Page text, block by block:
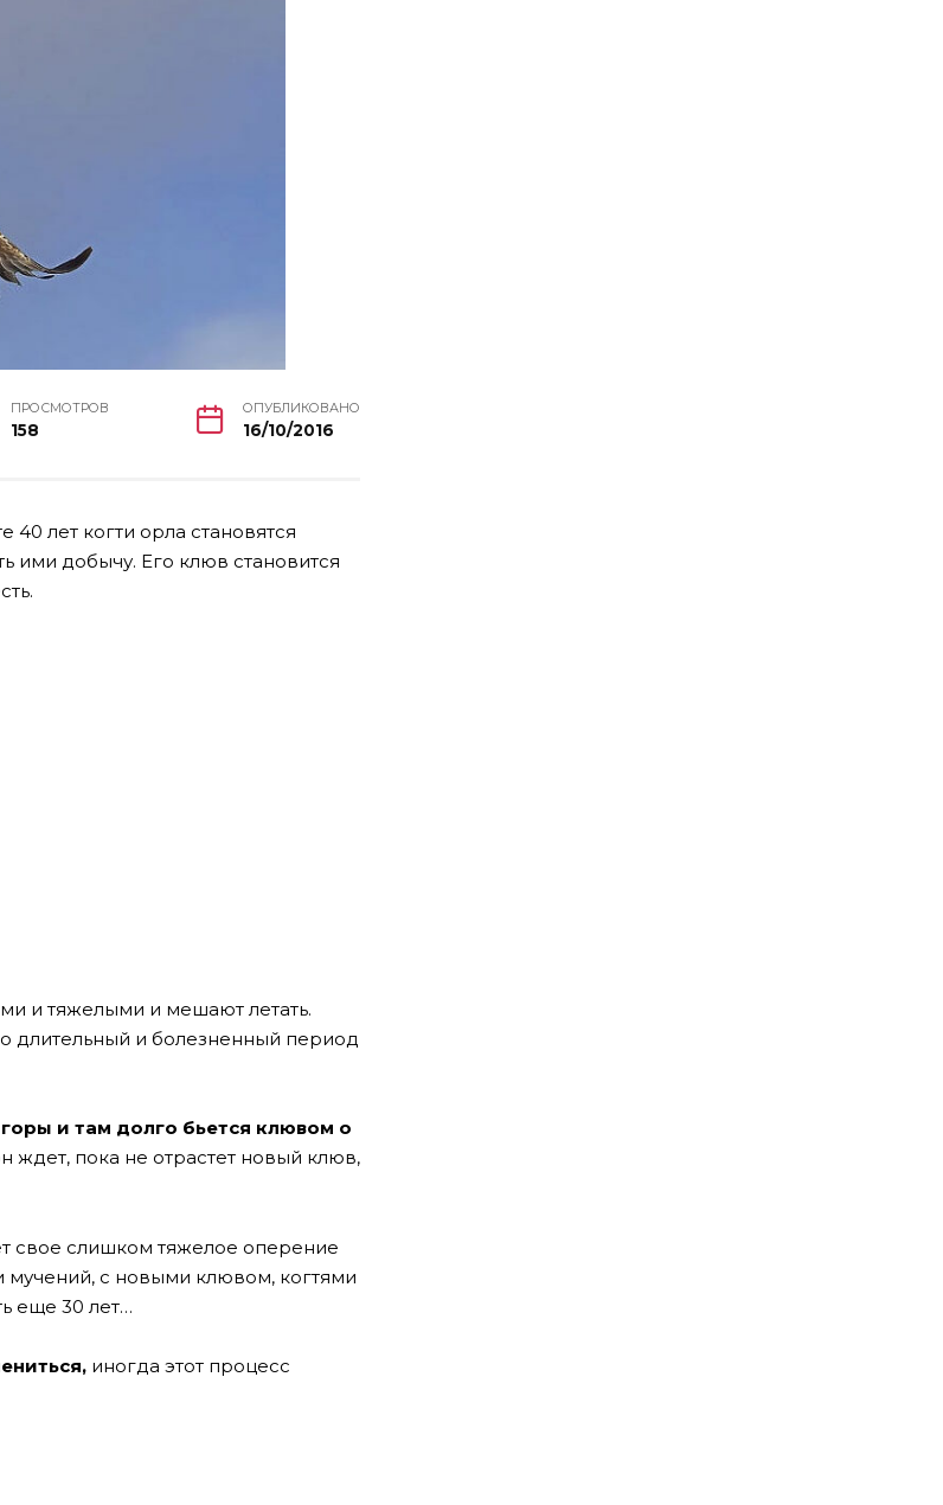
ПРОСМОТРОВ
158
ОПУБЛИКОВАНО
16/10/2016
40 лет когти орла становятся
ими добычу. Его клюв становится
и тяжелыми и мешают летать.
длительный и болезненный период
и там долго бьется клювом о
ждет, пока не отрастет новый клюв,
свое слишком тяжелое оперение
мучений, с новыми клювом, когтями
еще 30 лет…
иногда этот процесс